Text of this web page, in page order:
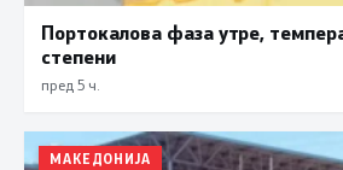
Портокалова фаза утре,
степени
пред 5 ч.
МАКЕДОНИЈА